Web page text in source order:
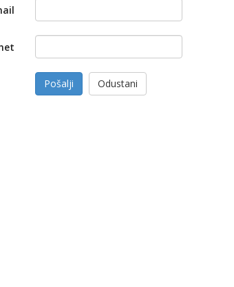
Pošalji Odustani